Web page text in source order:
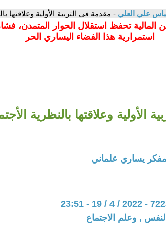
علي العلي - مقدمة في التربية الأولية وعلاقتها
المالية تحفظ استقلال الحوار المتمدن،
استمرارية هذا الفضاء اليساري الحر
الأولية وعلاقتها بالنظرية
يساري علماني
, وعلم الاجتماع